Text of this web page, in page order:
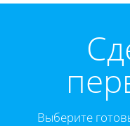
Выберите